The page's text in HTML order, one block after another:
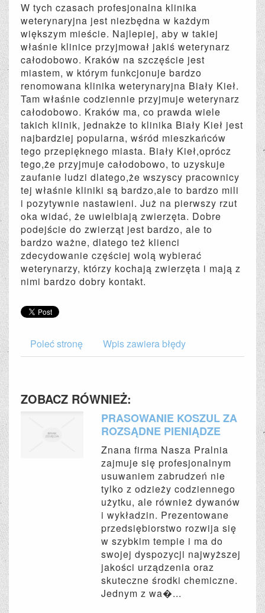
W tych czasach profesjonalna klinika
weterynaryjna jest niezbędna w każdym
większym mieście. Najlepiej, aby w takiej
właśnie klinice przyjmował jakiś weterynarz
całodobowo. Kraków na szczęście jest
miastem, w którym funkcjonuje bardzo
renomowana klinika weterynaryjna Biały Kieł.
Tam właśnie codziennie przyjmuje weterynarz
całodobowo. Kraków ma, co prawda wiele
takich klinik, jednakże to klinika Biały Kieł jest
najbardziej popularna, wśród mieszkańców
tego przepięknego miasta. Biały Kieł,oprócz
tego,że przyjmuje całodobowo, to uzyskuje
zaufanie ludzi dlatego,że wszyscy pracownicy
tej właśnie kliniki są bardzo,ale to bardzo mili
i pozytywnie nastawieni. Już na pierwszy rzut
oka widać, że uwielbiają zwierzęta. Dobre
podejście do zwierząt jest bardzo, ale to
bardzo ważne, dlatego też klienci
zdecydowanie częściej wolą wybierać
weterynarzy, którzy kochają zwierzęta i mają z
nimi bardzo dobry kontakt.
Poleć stronę Wpis zawiera błędy
ZOBACZ RÓWNIEŻ:
PRASOWANIE KOSZUL ZA
ROZSĄDNE PIENIĄDZE
Znana firma Nasza Pralnia
zajmuje się profesjonalnym
usuwaniem zabrudzeń nie
tylko z odzieży codziennego
użytku, ale również dywanów
i wykładzin. Prezentowane
przedsiębiorstwo rozwija się
w szybkim tempie i ma do
swojej dyspozycji najwyższej
jakości urządzenia oraz
skuteczne środki chemiczne.
Jednym z wa�...